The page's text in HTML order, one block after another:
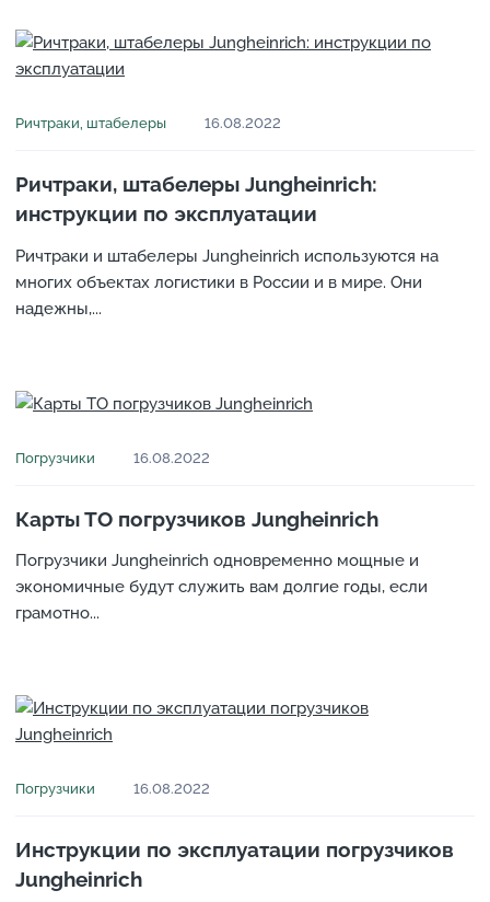
Ричтраки, штабелеры 16.08.2022
Ричтраки, штабелеры Jungheinrich:
инструкции по эксплуатации
Ричтраки и штабелеры Jungheinrich используются на
многих объектах логистики в России и в мире. Они
надежны,...
Погрузчики 16.08.2022
Карты ТО погрузчиков Jungheinrich
Погрузчики Jungheinrich одновременно мощные и
экономичные будут служить вам долгие годы, если
грамотно...
Погрузчики 16.08.2022
Инструкции по эксплуатации погрузчиков
Jungheinrich